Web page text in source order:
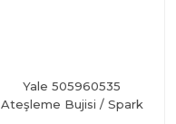
Yale 505960535
Ateşleme Bujisi / Spark